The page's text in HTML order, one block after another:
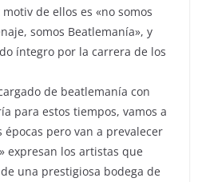
de ellos es «no somos
somos Beatlemanía», y
íntegro por la carrera de los
de beatlemanía con
para estos tiempos, vamos a
pero van a prevalecer
expresan los artistas que
una prestigiosa bodega de